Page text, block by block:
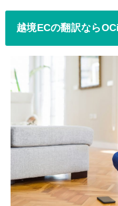
越境ECの翻訳なら